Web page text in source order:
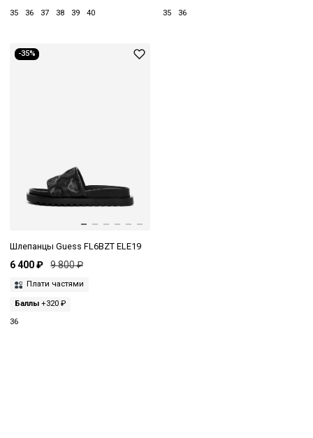
35 36 37 38 39 40 35 36
-35%
Шлепанцы Guess FL6BZT ELE19
6 400 ₽ 9 800 ₽
Плати частями
Баллы +320 ₽
36